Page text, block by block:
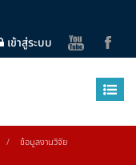
เข้าสู่ระบบ
ข้อมูลงานวิจัย